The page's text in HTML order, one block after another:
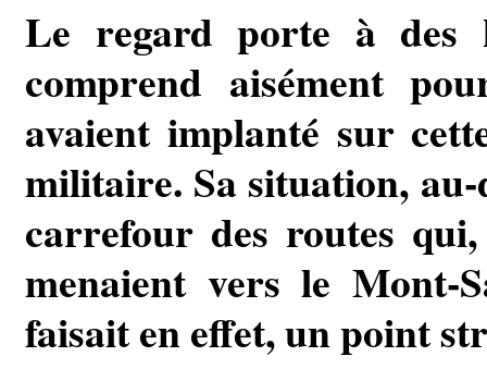
Le regard porte à
comprend aisément
avaient implanté sur
militaire. Sa situation, au-
carrefour des routes
menaient vers le Mont-
faisait en effet, un point